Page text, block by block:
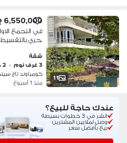
11
6,550,000 ج.م
في التجمع
بحري
شقة
3 غرف نوم
• 2 حمامات
منذ 1 أسبوع
عندك حاجة للبيع؟
انشر في 3 خطوات بسيطة
وصل لملايين المشترين
بيع بأفضل سعر